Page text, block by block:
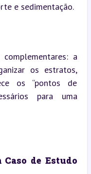
e sedimentação.
a
os estratos,
os “pontos de
para uma
de Estudo